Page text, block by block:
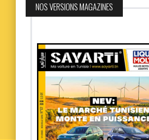
NOS VERSIONS MAGAZINES